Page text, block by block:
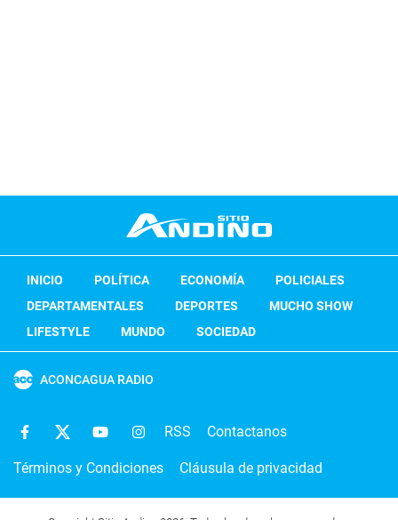
INICIO POLÍTICA ECONOMÍA
POLICIALES
DEPARTAMENTALES
DEPORTES
MUCHO SHOW
LIFESTYLE
MUNDO SOCIEDAD
ACONCAGUA RADIO
RSS Contactanos
Términos y Condiciones Cláusula de privacidad